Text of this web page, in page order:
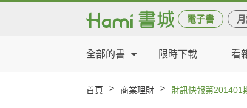
電子書
全部的書 限時下載 看
首頁 > 商業理財 > 財訊快報第201401